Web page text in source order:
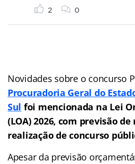
2 0
Novidades sobre o concurso
Procuradoria Geral do
Sul foi mencionada na Lei
(LOA) 2026, com previsão
realização de concurso
Apesar da previsão